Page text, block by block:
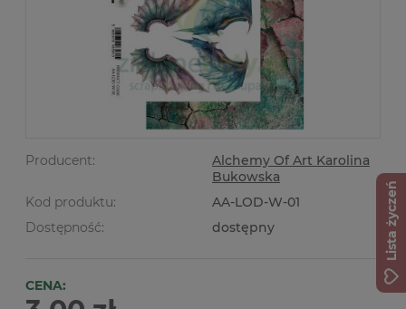
Producent:
Alchemy Of Art Karolina
Bukowska
Kod produktu:
AA-LOD-W-01
Dostępność:
dostępny
CENA:
Lista życzeń